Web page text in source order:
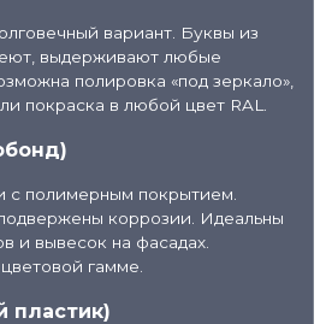
вариант. Буквы из
выдерживают любые
полировка «под зеркало»,
покраска в любой цвет RAL.
с полимерным покрытием.
коррозии. Идеальны
и вывесок на фасадах.
гамме.
пластик)